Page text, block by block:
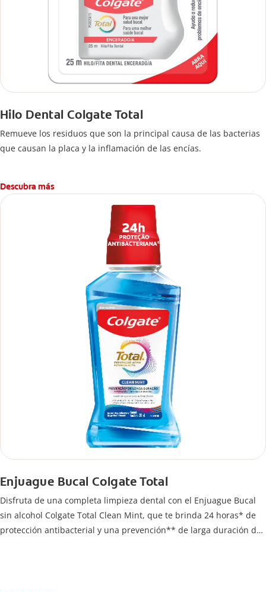
Hilo Dental Colgate Total
Remueve los residuos que son la principal causa de las bacterias
que causan la placa y la inflamación de las encías.
Descubra más
Enjuague Bucal Colgate Total
Disfruta de una completa limpieza dental con el Enjuague Bucal
sin alcohol Colgate Total Clean Mint, que te brinda 24 horas* de
protección antibacterial y una prevención** de larga duración de